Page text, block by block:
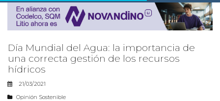
Día Mundial del Agua: la importancia de
una correcta gestión de los recursos
hídricos
21/03/2021
Opinión Sostenible